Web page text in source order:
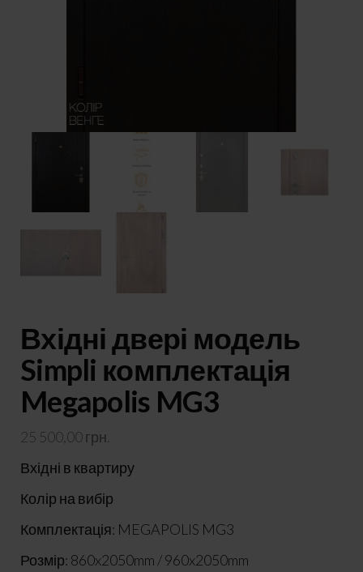
Вхідні двері модель
Simpli комплектація
Megapolis MG3
25 500,00грн.
Вхідні в квартиру
Колір на вибір
Комплектація: MEGAPOLIS MG3
Розмір: 860x2050mm / 960x2050mm